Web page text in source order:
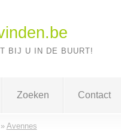
BIJ U IN DE BUURT!
Zoeken Contact
» Avennes